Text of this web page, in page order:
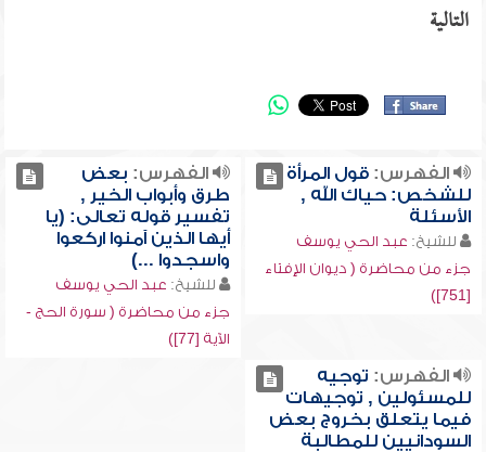
التالية
الفهرس:قول المرأة
للشخص: حياك الله ,
الأسئلة
للشيخ: عبد الحي يوسف
جزء من محاضرة ( ديوان الإفتاء
[751])
الفهرس: بعض
طرق وأبواب الخير ,
تفسير قوله تعالى: (يا
أيها الذين آمنوا اركعوا
واسجدوا ...)
للشيخ: عبد الحي يوسف
جزء من محاضرة ( سورة الحج -
الآية [77])
الفهرس: توجيه
للمسئولين , توجيهات
فيما يتعلق بخروج بعض
السودانيين للمطالبة